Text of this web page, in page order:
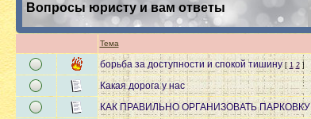
Вопросы юристу и вам ответы
Тема
борьба за доступности и спокой тишину [ 1 2]
Какая дорога у нас
КАК ПРАВИЛЬНО ОРГАНИЗОВАТЬ ПАРКОВКУ